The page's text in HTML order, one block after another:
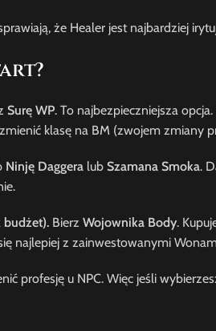
że Healer jest najbardziej
Surę WP. To najbezpieczniejsza
klasę na BM (zwojem zmiany
Ninję Daggera lub Szamana Smoka.
budżet). Bierz Wojownika Body.
najlepiej z zainwestowanymi
profesję u NPC. Więc jeśli